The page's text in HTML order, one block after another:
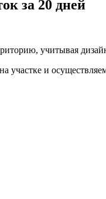
за 20 дней
учитывая
участке и